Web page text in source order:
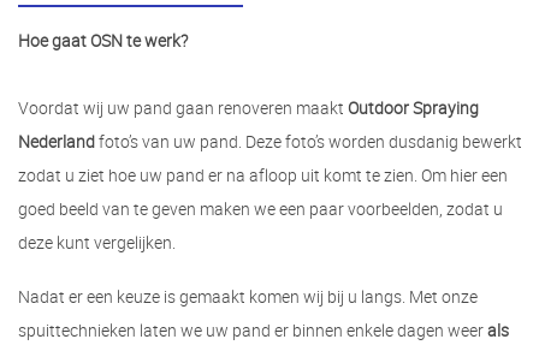
Hoe gaat OSN te werk?
Voordat wij uw pand gaan renoveren maakt Outdoor Spraying
Nederlandfoto’s van uw pand. Deze foto’s worden dusdanig bewerkt
zodat u ziet hoe uw pand er na afloop uit komt te zien. Om hier een
goed beeld van te geven maken we een paar voorbeelden, zodat u
deze kunt vergelijken.
Nadat er een keuze is gemaakt komen wij bij u langs. Met onze
spuittechnieken laten we uw pand er binnen enkele dagen weerals